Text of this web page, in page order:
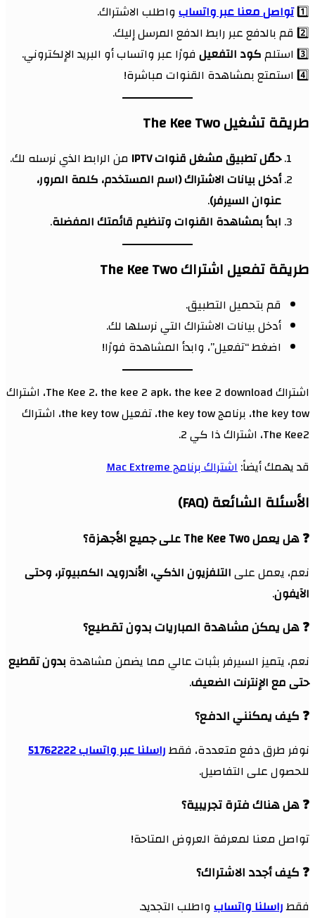
1️⃣تواصل معنا عبر واتساب واطلب الاشتراك.
2️⃣ قم بالدفع عبر رابط الدفع المرسل إليك.
3️⃣ استلم
كود التفعيل فورًا عبر واتساب أو البريد الإلكتروني.
4️⃣ استمتع بمشاهدة القنوات مباشرة!
طريقة تشغيل The Kee Two
حمّل تطبيق مشغل قنوات IPTV
من الرابط الذي نرسله لك.
أدخل بيانات الاشتراك (اسم المستخدم، كلمة المرور،
عنوان السيرفر).
ابدأ بمشاهدة القنوات وتنظيم قائمتك المفضلة.
طريقة تفعيل اشتراك The Kee Two
قم بتحميل التطبيق.
أدخل بيانات الاشتراك التي نرسلها لك.
اضغط “تفعيل”، وابدأ المشاهدة فورًا!
اشتراك The Kee 2، the kee 2 apk، the kee 2 download، اشتراك
the key tow، برنامج the key tow، تفعيل the key tow، اشتراك
The Kee2، اشتراك ذا كي 2.
قد يهمك أيضاً:اشتراك برنامج Mac Extreme
الأسئلة الشائعة (FAQ)
❓ هل يعمل The Kee Two على جميع الأجهزة؟
نعم، يعمل علىالتلفزيون الذكي، الأندرويد، الكمبيوتر، وحتى
الآيفون.
❓ هل يمكن مشاهدة المباريات بدون تقطيع؟
نعم، يتميز السيرفر بثبات عالي مما يضمن مشاهدةبدون تقطيع
حتى مع الإنترنت الضعيف.
❓ كيف يمكنني الدفع؟
نوفر طرق دفع متعددة، فقطراسلنا عبر واتساب 51762222
للحصول على التفاصيل.
❓ هل هناك فترة تجريبية؟
تواصل معنا لمعرفة العروض المتاحة!
❓ كيف أجدد الاشتراك؟
فقطراسلنا واتساب واطلب التجديد.